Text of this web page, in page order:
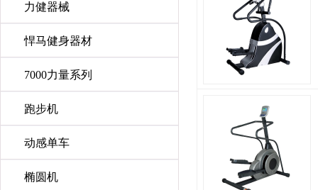
力健器械
悍马健身器材
7000力量系列
跑步机
动感单车
椭圆机